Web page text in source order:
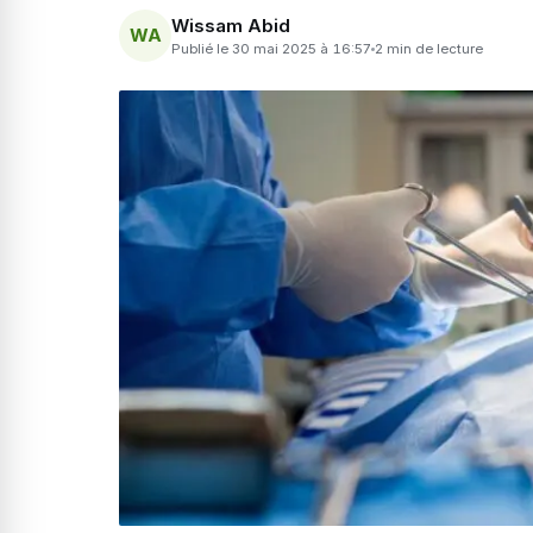
WA Wissam Abid
Publié le 30 mai 2025 à 16:57 2 min de lecture